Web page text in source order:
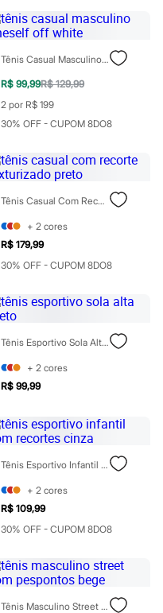
Tênis Casual Masculino Oneself Off White
R$ 99,99R$ 129,99
2 por R$ 199
30% OFF - CUPOM 8DO8
Tênis Casual Com Recorte Texturizado Preto
+ 2 cores
R$ 179,99
30% OFF - CUPOM 8DO8
Tênis Esportivo Sola Alta Preto
+ 2 cores
R$ 99,99
Tênis Esportivo Infantil Com Recortes Cinza
+ 2 cores
R$ 109,99
30% OFF - CUPOM 8DO8
Tênis Masculino Street Com Pespontos Bege